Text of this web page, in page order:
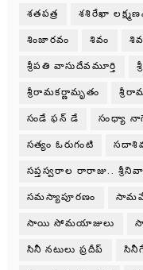
శతపత్ర శశిరేఖా
శింజారవం శివం
శ్రీపతి వాసుదేవమూర్తి
శ్రీరామకర్ణామృతం
సండే ఫన్ డే సంధ్యా
సత్యం ఓరుగంటి
సప్తస్వరాల రారాజు..
సమస్యాపూరణం
సాయి సోమయాజులు
సినీ నటులు ప్రదీప్